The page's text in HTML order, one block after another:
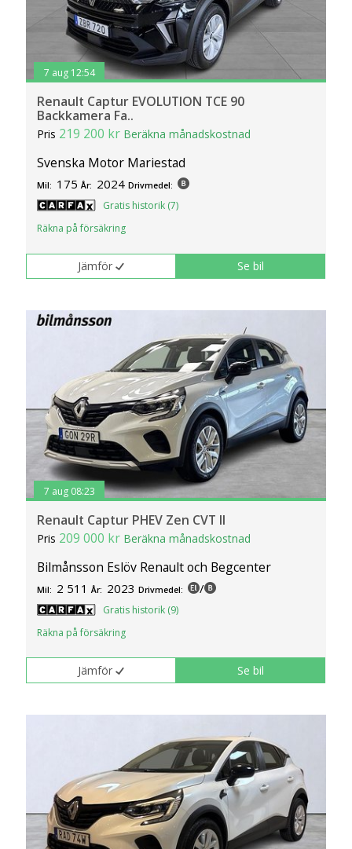
7 aug 12:54
Renault Captur EVOLUTION TCE 90
Backkamera Fa..
Pris 219 200 kr Beräkna månadskostnad
Svenska Motor Mariestad
Mil: 175 År: 2024 Drivmedel:
Gratis historik (7)
Räkna på försäkring
Jämför Se bil
7 aug 08:23
Renault Captur PHEV Zen CVT II
Pris 209 000 kr Beräkna månadskostnad
Bilmånsson Eslöv Renault och Begcenter
Mil: 2 511 År: 2023 Drivmedel: /
Gratis historik (9)
Räkna på försäkring
Jämför Se bil